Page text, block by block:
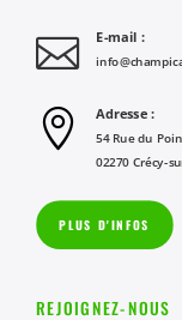
 E-mail :
 Adresse :
54 Rue du
02270 Crécy-
PLUS D'INFOS
REJOIGNEZ-NOUS